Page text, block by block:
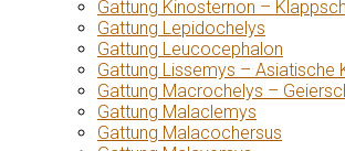
Gattung Kinosternon –
Gattung Lepidochelys
Gattung Leucocephalon
Gattung Lissemys – Asiatische
Gattung Macrochelys –
Gattung Malaclemys
Gattung Malacochersus